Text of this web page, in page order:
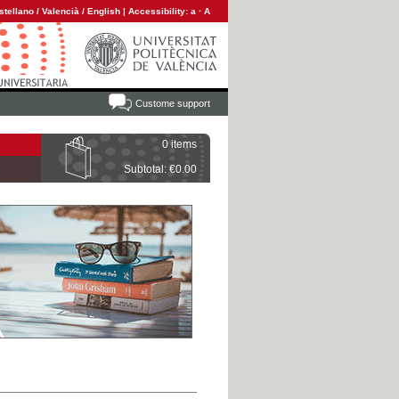
/ Valencià / English | Accessibility: a · A
Custome support
0 items
Subtotal: €0.00